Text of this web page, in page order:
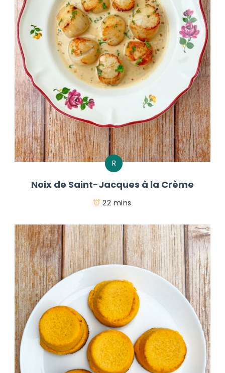
R
Noix de Saint-Jacques à la Crème
22 mins